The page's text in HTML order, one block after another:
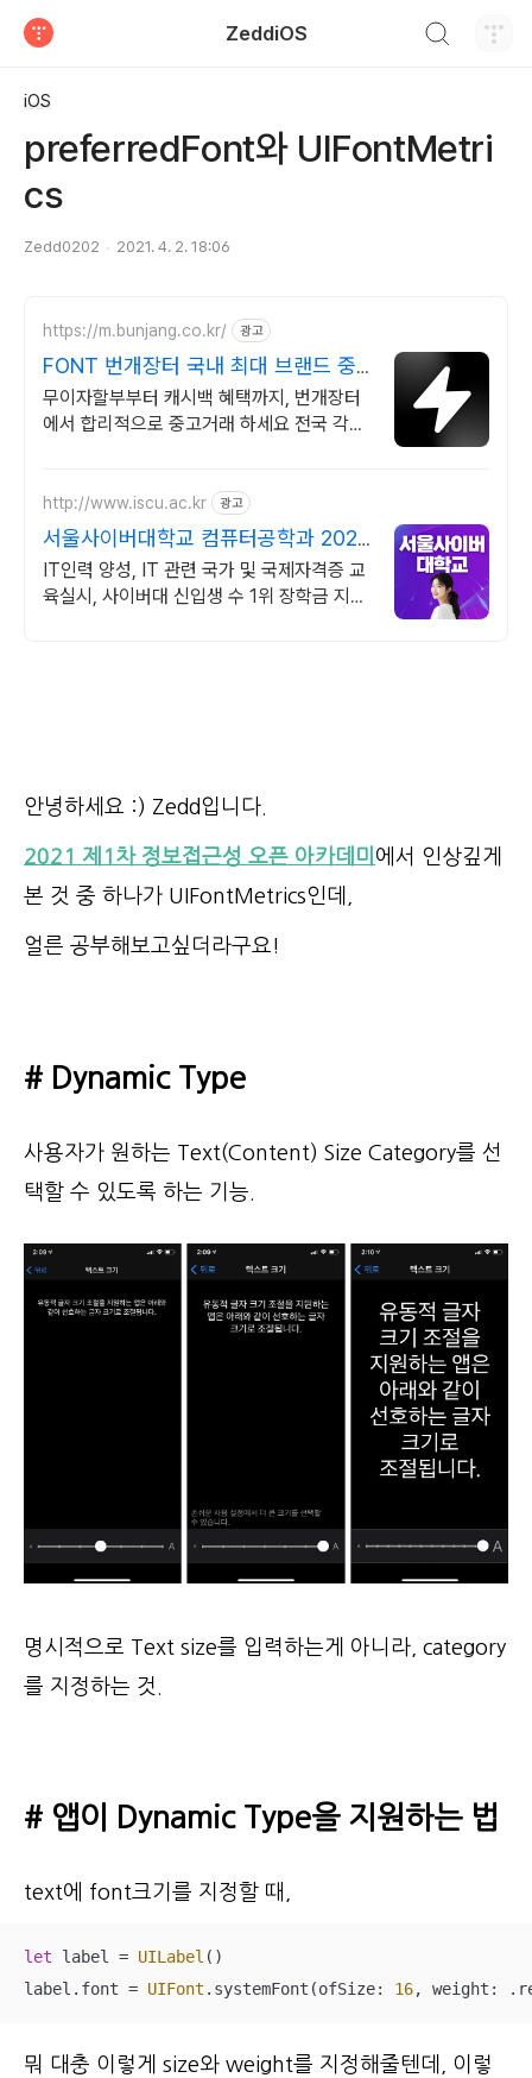
ZeddiOS
iOS
preferredFont와 UIFontMetri
cs
Zedd0202 2021. 4. 2. 18:06
https://m.bunjang.co.kr/ 광고
FONT 번개장터 국내 최대 브랜드 중
고거래
무이자할부부터 캐시백 혜택까지, 번개장터
에서 합리적으로 중고거래 하세요 전국 각지
http://www.iscu.ac.kr 광고
서울사이버대학교 컴퓨터공학과 2026
가을학기 신편입생
IT인력 양성, IT 관련 국가 및 국제자격증 교
육실시, 사이버대 신입생 수 1위 장학금 지급
안녕하세요 :) Zedd입니다.
2021 제1 차 정보접근성 오픈 아카데미 에서 인상깊게
본 것 중 하나가 UIFontMetrics인데,
얼른 공부해보고싶더라구요!
# Dynamic Type
사용자가 원하는 Text(Content) Size Category를 선
택할 수 있도록 하는 기능.
명시적으로 Text size를 입력하는게 아니라, category
를 지정하는 것.
# 앱이 Dynamic Type을 지원하는 법
text에 font크기를 지정할 때,
let label = UILabel ()
label.font = UIFont .systemFont(ofSize: 16, weight:
뭐 대충 이렇게 size와 weight를 지정해줄텐데, 이렇